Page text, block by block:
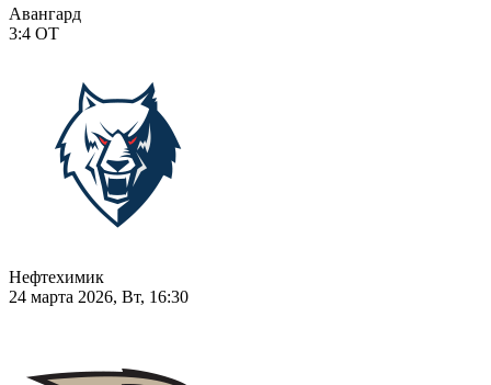
Авангард
3:4 ОТ
Нефтехимик
24 марта 2026, Вт, 16:30